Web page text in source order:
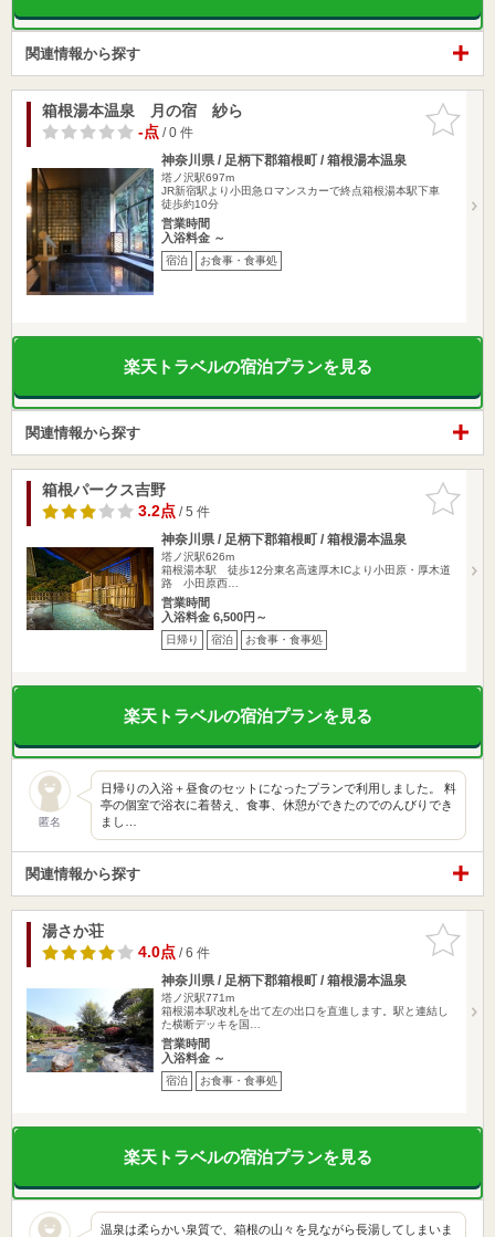
関連情報から探す
お気に入
りに追加
箱根湯本温泉 月の宿 紗ら
-点/ 0 件
神奈川県 / 足柄下郡箱根町 / 箱根湯本温泉
塔ノ沢駅697m
JR新宿駅より小田急ロマンスカーで終点箱根湯本駅下車
徒歩約10分
営業時間
入浴料金 ～
宿泊 お食事・食事処
楽天トラベルの宿泊プランを見る
関連情報から探す
お気に入
りに追加
箱根パークス吉野
3.2点/ 5 件
神奈川県 / 足柄下郡箱根町 / 箱根湯本温泉
塔ノ沢駅626m
箱根湯本駅 徒歩12分東名高速厚木ICより小田原・厚木道
路 小田原西…
営業時間
入浴料金 6,500円～
日帰り 宿泊 お食事・食事処
楽天トラベルの宿泊プランを見る
匿名
日帰りの入浴＋昼食のセットになったプランで利用しました。 料
亭の個室で浴衣に着替え、食事、休憩ができたのでのんびりでき
まし…
関連情報から探す
お気に入
りに追加
湯さか荘
4.0点/ 6 件
神奈川県 / 足柄下郡箱根町 / 箱根湯本温泉
塔ノ沢駅771m
箱根湯本駅改札を出て左の出口を直進します。駅と連結し
た横断デッキを国…
営業時間
入浴料金 ～
宿泊 お食事・食事処
楽天トラベルの宿泊プランを見る
温泉は柔らかい泉質で、箱根の山々を見ながら長湯してしまいま